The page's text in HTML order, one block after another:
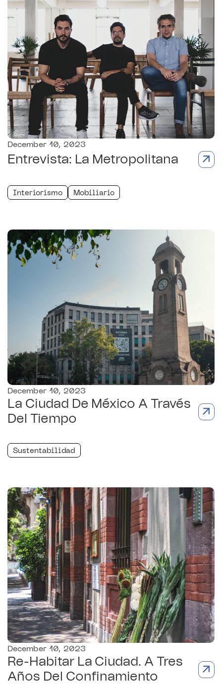
December 10, 2023
Entrevista: La Metropolitana
Interiorismo Mobiliario
December 10, 2023
La Ciudad De México A Través
Del Tiempo
Sustentabilidad
December 10, 2023
Re-Habitar La Ciudad. A Tres
Años Del Confinamiento